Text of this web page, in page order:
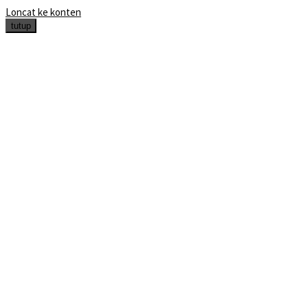
Loncat ke konten
tutup